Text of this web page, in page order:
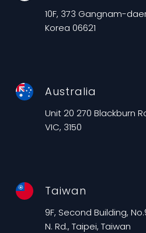
10F, 373 Gangnam-
Korea 06621
Australia
Unit 20 270 Blackburn
VIC, 3150
Taiwan
9F, Second Building,
N. Rd., Taipei, Taiwan